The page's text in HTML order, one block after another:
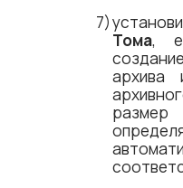
Тома,
архива